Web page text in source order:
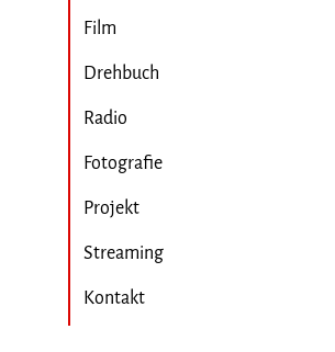
Film
Drehbuch
Radio
Fotografie
Projekt
Streaming
Kontakt